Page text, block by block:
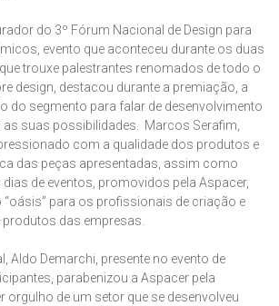
do 3º Fórum Nacional de Design para
evento que aconteceu durante os duas
trouxe palestrantes renomados de todo o
design, destacou durante a premiação, a
do segmento para falar de desenvolvimento
suas possibilidades. Marcos Serafim,
com a qualidade dos produtos e
das peças apresentadas, assim como
de eventos, promovidos pela Aspacer,
“oásis” para os profissionais de criação e
das empresas.
Aldo Demarchi, presente no evento de
parabenizou a Aspacer pela
orgulho de um setor que se desenvolveu